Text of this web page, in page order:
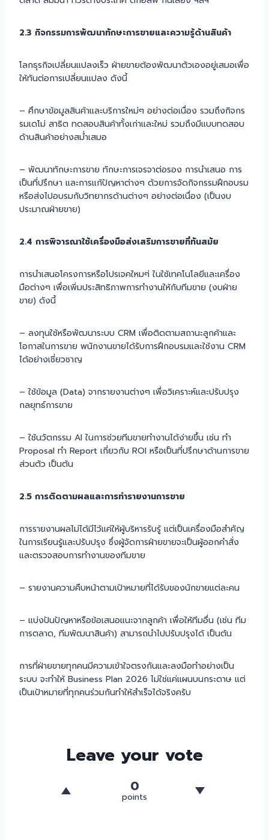
2.3 กิจกรรมการพัฒนาทักษะการขายและความรู้ด้านสินค้า
โลกธุรกิจเปลี่ยนแปลงเร็ว ฝ่ายขายต้องพัฒนาตัวเองอยู่เสมอเพื่อ
ให้ทันต่อการเปลี่ยนแปลง ดังนี้
– ศึกษาข้อมูลสินค้าและบริการใหม่ๆ อย่างต่อเนื่อง รวมถึงกิจกร
รมเดโม่ สาธิต ทดสอบสินค้าทั้งเก่าและใหม่ รวมถึงมีแบบทดสอบ
ด้านสินค้าอย่างสม่ำเสมอ
– พัฒนาทักษะการขาย ทักษะการเจรจาต่อรอง การนำเสนอ การ
เป็นที่ปรึกษา และการแก้ปัญหาต่างๆ ด้วยการจัดกิจกรรมฝึกอบรม
หรือส่งไปอบรมกับวิทยากรด้านต่างๆ อย่างต่อเนื่อง (เป็นงบ
ประมาณฝ่ายขาย)
2.4 การพิจารณาใช้เครื่องมือส่งเสริมการขายที่ทันสมัย
การนำเสนอโครงการหรือโปรเจคใหมๆ่ ในใช้เทคโนโลยีและเครื่อง
มือต่างๆ เพื่อเพิ่มประสิทธิภาพการทำงานให้กับทีมขาย (งบฝ่าย
ขาย) ดังนี้
– ลงทุนใช้หรือพัฒนาระบบ CRM เพื่อติดตามสถานะลูกค้าและ
โอกาสในการขาย พนักงานขายได้รับการฝึกอบรมและใช้งาน CRM
ได้อย่างเชี่ยวชาญ
– ใช้ข้อมูล (Data) จากรายงานต่างๆ เพื่อวิเคราะห์และปรับปรุง
กลยุทธ์การขาย
– ใช้นวัตกรรม AI ในการช่วยทีมขายทำงานได้ง่ายขึ้น เช่น ทำ
Proposal ทำ Report เกี่ยวกับ ROI หรือเป็นที่ปรึกษาด้านการขาย
ส่วนตัว เป็นต้น
2.5 การติดตามผลและการทำรายงานการขาย
การรายงานผลไม่ได้มีไว้แค่ให้ผู้บริหารรับรู้ แต่เป็นเครื่องมือสำคัญ
ในการเรียนรู้และปรับปรุง ซึ่งผู้จัดการฝ่ายขายจะเป็นผู้ออกคำสั่ง
และตรวจสอบการทำงานของทีมขาย
– รายงานความคืบหน้าตามเป้าหมายที่ได้รับของนักขายแต่ละคน
– แบ่งปันปัญหาหรือข้อเสนอแนะจากลูกค้า เพื่อให้ทีมอื่น (เช่น ทีม
การตลาด, ทีมพัฒนาสินค้า) สามารถนำไปปรับปรุงได้ เป็นต้น
การที่ฝ่ายขายทุกคนมีความเข้าใจตรงกันและลงมือทำอย่างเป็น
ระบบ จะทำให้ Business Plan 2026 ไม่ใช่แค่แผนบนกระดาษ แต่
เป็นเป้าหมายที่ทุกคนร่วมกันทำให้สำเร็จได้จริงครับ
Leave your vote
0
points